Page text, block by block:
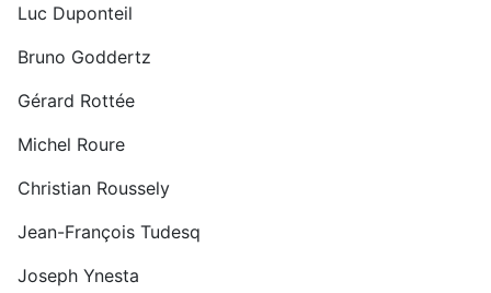
Luc Duponteil
Bruno Goddertz
Gérard Rottée
Michel Roure
Christian Roussely
Jean-François Tudesq
Joseph Ynesta